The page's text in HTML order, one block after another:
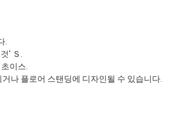
.
' Ｓ.
이스.
나 플로어 스탠딩에 디자인될 수 있습니다.